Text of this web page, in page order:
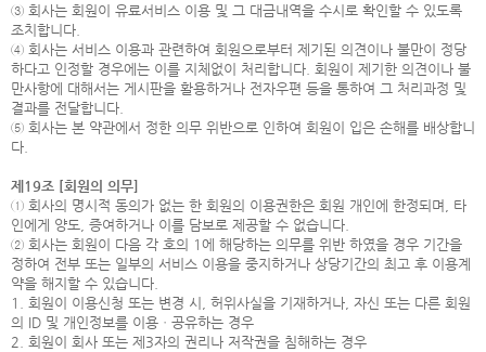
③ 회사는 회원이 유료서비스 이용 및 그 대금내역을 수시로 확인할 수 있도록
조치합니다.
④ 회사는 서비스 이용과 관련하여 회원으로부터 제기된 의견이나 불만이 정당
하다고 인정할 경우에는 이를 지체없이 처리합니다. 회원이 제기한 의견이나 불
만사항에 대해서는 게시판을 활용하거나 전자우편 등을 통하여 그 처리과정 및
결과를 전달합니다.
⑤ 회사는 본 약관에서 정한 의무 위반으로 인하여 회원이 입은 손해를 배상합니
다.
제19조 [회원의 의무]
① 회사의 명시적 동의가 없는 한 회원의 이용권한은 회원 개인에 한정되며, 타
인에게 양도, 증여하거나 이를 담보로 제공할 수 없습니다.
② 회사는 회원이 다음 각 호의 1에 해당하는 의무를 위반 하였을 경우 기간을
정하여 전부 또는 일부의 서비스 이용을 중지하거나 상당기간의 최고 후 이용계
약을 해지할 수 있습니다.
1. 회원이 이용신청 또는 변경 시, 허위사실을 기재하거나, 자신 또는 다른 회원
의 ID 및 개인정보를 이용ㆍ공유하는 경우
2. 회원이 회사 또는 제3자의 권리나 저작권을 침해하는 경우